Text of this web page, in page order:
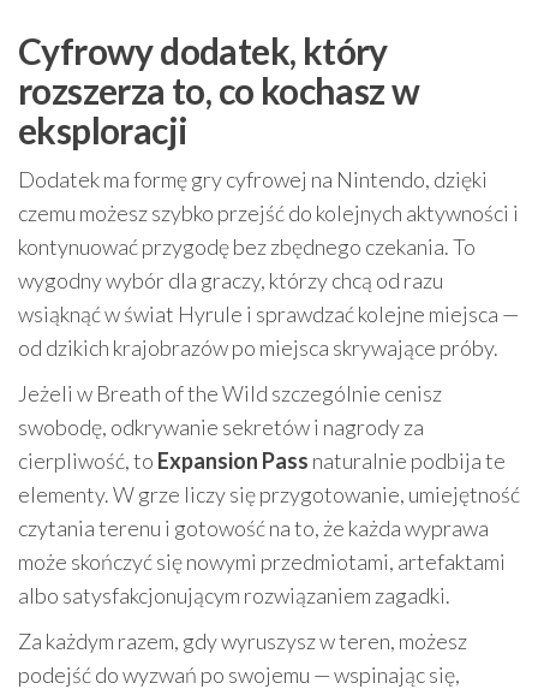
Cyfrowy dodatek, który
rozszerza to, co kochasz w
eksploracji
Dodatek ma formę gry cyfrowej na Nintendo, dzięki
czemu możesz szybko przejść do kolejnych aktywności i
kontynuować przygodę bez zbędnego czekania. To
wygodny wybór dla graczy, którzy chcą od razu
wsiąknąć w świat Hyrule i sprawdzać kolejne miejsca —
od dzikich krajobrazów po miejsca skrywające próby.
Jeżeli w Breath of the Wild szczególnie cenisz
swobodę, odkrywanie sekretów i nagrody za
cierpliwość, to Expansion Pass naturalnie podbija te
elementy. W grze liczy się przygotowanie, umiejętność
czytania terenu i gotowość na to, że każda wyprawa
może skończyć się nowymi przedmiotami, artefaktami
albo satysfakcjonującym rozwiązaniem zagadki.
Za każdym razem, gdy wyruszysz w teren, możesz
podejść do wyzwań po swojemu — wspinając się,